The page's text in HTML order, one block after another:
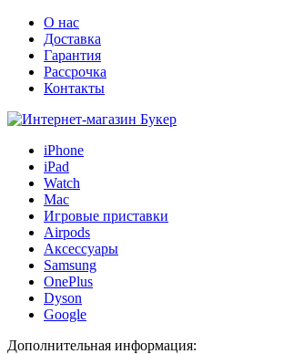
О нас
Доставка
Гарантия
Рассрочка
Контакты
iPhone
iPad
Watch
Mac
Игровые приставки
Airpods
Аксессуары
Samsung
OnePlus
Dyson
Google
Дополнительная информация: